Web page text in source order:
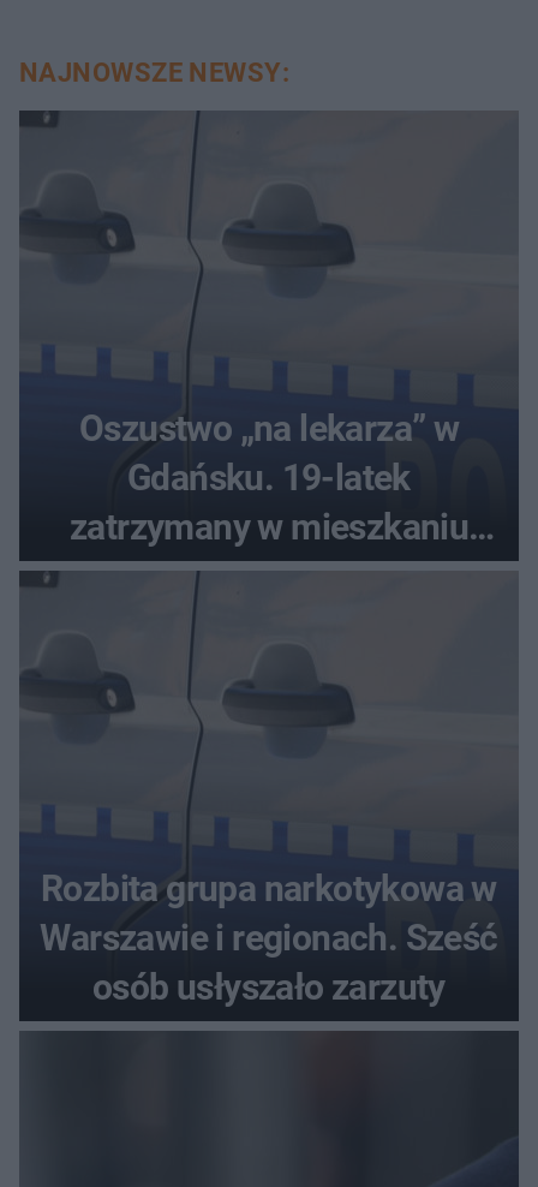
NAJNOWSZE NEWSY:
Oszustwo „na lekarza” w
Gdańsku. 19-latek
zatrzymany w mieszkaniu
seniora
Rozbita grupa narkotykowa w
Warszawie i regionach. Sześć
osób usłyszało zarzuty